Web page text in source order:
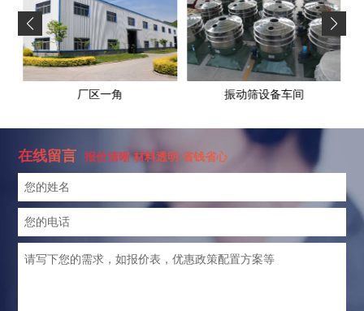
厂区一角 振动筛设备车间
在线留言 报价清晰 材料透明 省钱省心